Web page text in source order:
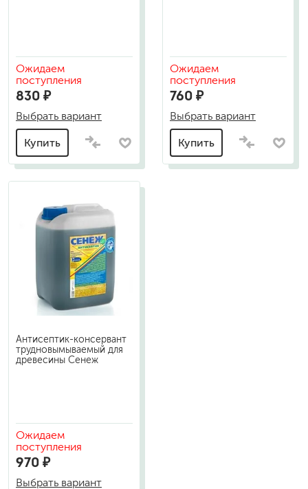
Ожидаем
поступления
830 ₽
Выбрать вариант
Купить
Ожидаем
поступления
760 ₽
Выбрать вариант
Купить
Антисептик-консервант
трудновымываемый для
древесины Сенеж
Ожидаем
поступления
970 ₽
Выбрать вариант